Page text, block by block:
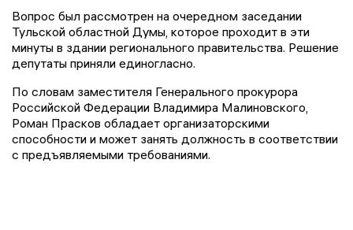
Вопрос был рассмотрен на очередном заседании
Тульской областной Думы, которое проходит в эти
минуты в здании регионального правительства. Решение
депутаты приняли единогласно.
По словам заместителя Генерального прокурора
Российской Федерации Владимира Малиновского,
Роман Прасков обладает организаторскими
способности и может занять должность в соответствии
с предъявляемыми требованиями.